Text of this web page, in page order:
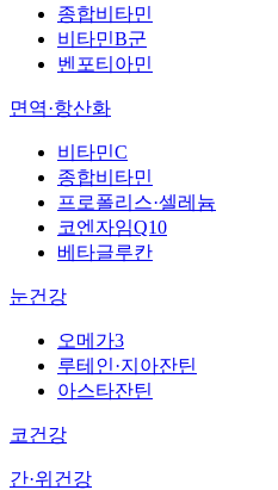
종합비타민
비타민B군
벤포티아민
면역·항산화
비타민C
종합비타민
프로폴리스·셀레늄
코엔자임Q10
베타글루칸
눈건강
오메가3
루테인·지아잔틴
아스타잔틴
코건강
간·위건강